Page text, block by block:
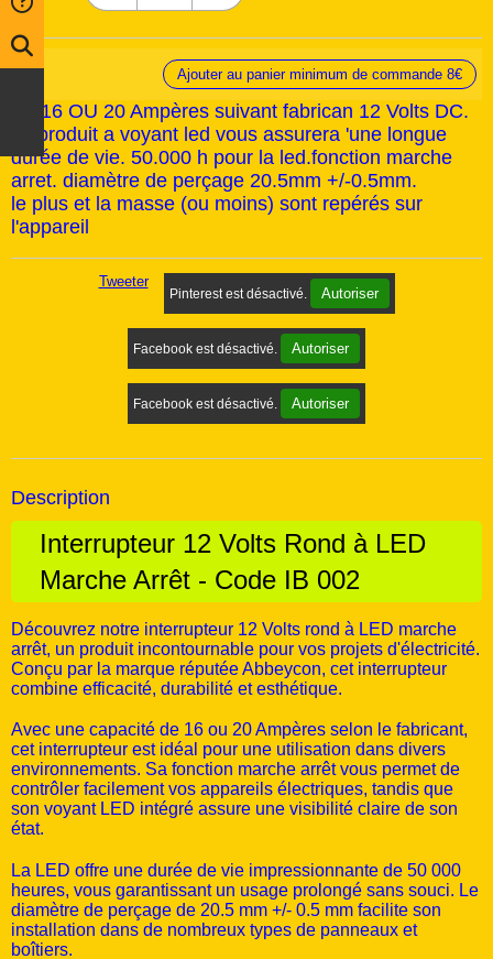
Ajouter au panier minimum de commande 8€
En 16 OU 20 Ampères suivant fabrican 12 Volts DC.
ce produit a voyant led vous assurera 'une longue
durée de vie. 50.000 h pour la led.fonction marche
arret. diamètre de perçage 20.5mm +/-0.5mm.
le plus et la masse (ou moins) sont repérés sur
l'appareil
Tweeter
Pinterest est désactivé. Autoriser
Facebook est désactivé. Autoriser
Facebook est désactivé. Autoriser
Description
Interrupteur 12 Volts Rond à LED
Marche Arrêt - Code IB 002
Découvrez notre interrupteur 12 Volts rond à LED marche
arrêt, un produit incontournable pour vos projets d'électricité.
Conçu par la marque réputée Abbeycon, cet interrupteur
combine efficacité, durabilité et esthétique.
Avec une capacité de 16 ou 20 Ampères selon le fabricant,
cet interrupteur est idéal pour une utilisation dans divers
environnements. Sa fonction marche arrêt vous permet de
contrôler facilement vos appareils électriques, tandis que
son voyant LED intégré assure une visibilité claire de son
état.
La LED offre une durée de vie impressionnante de 50 000
heures, vous garantissant un usage prolongé sans souci. Le
diamètre de perçage de 20.5 mm +/- 0.5 mm facilite son
installation dans de nombreux types de panneaux et
boîtiers.